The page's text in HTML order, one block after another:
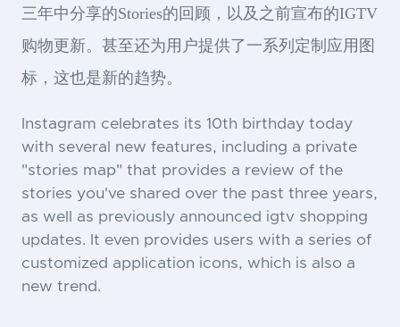
三年中分享的Stories的回顾，以及之前宣布的IGTV
购物更新。甚至还为用户提供了一系列定制应用图
标，这也是新的趋势。
Instagram celebrates its 10th birthday today
with several new features, including a private
"stories map" that provides a review of the
stories you've shared over the past three years,
as well as previously announced igtv shopping
updates. It even provides users with a series of
customized application icons, which is also a
new trend.